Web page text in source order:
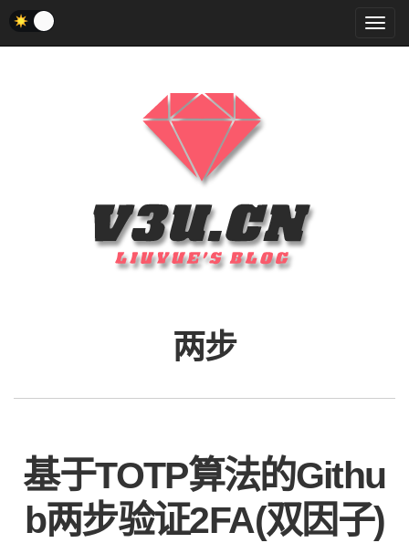
菜
单
两步
基于TOTP算法的Githu
b两步验证2FA(双因子)